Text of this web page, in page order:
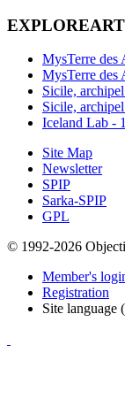
MysTerre des
MysTerre des
Sicile,
Sicile,
Iceland Lab -
Site Map
Newsletter
SPIP
Sarka-SPIP
GPL
© 1992-2026
Member's
Registration
Site language